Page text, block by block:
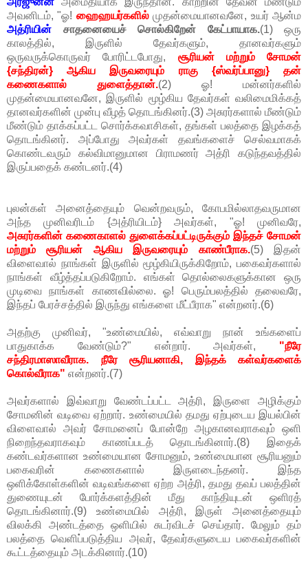
அவனிடம், "ஓ! ஹைஹயர்களில்முதன்மையானவனே, உயர் ஆன்ம
அத்ரியின்
சாதனையைச் சொல்கிறேன் கேட்பாயாக.(1) ஒரு
காலத்தில், இருளில் தேவர்களும், தானவர்களும்
ஒருவருக்கொருவர் போரிட்டபோது, சூரியன் மற்றும் சோமன்
{சந்திரன்} ஆகிய இருவரையும் ராகு {ஸ்வர்ப்பானு} தன்
கணைகளால் துளைத்தான்.(2) ஓ! மன்னர்களில்
முதன்மையானவனே, இருளில் மூழ்கிய தேவர்கள் வலிமைமிக்கத்
தானவர்களின் முன்பு வீழத் தொடங்கினர்.(3) அசுரர்களால் மீண்டும்
மீண்டும் தாக்கப்பட்ட சொர்க்கவாசிகள், தங்கள் பலத்தை இழக்கத்
தொடங்கினர். அப்போது அவர்கள் தவங்களைச் செல்வமாகக்
கொண்டவரும் கல்விமானுமான பிராமணர் அத்ரி கடுந்தவத்தில்
இருப்பதைக் கண்டனர்.(4)
புலன்கள் அனைத்தையும் வென்றவரும், கோபமில்லாதவருமான
அந்த முனிவரிடம் {அத்ரியிடம்} அவர்கள், "ஓ! முனிவரே,
அசுரர்களின் கணைகாளல் துளைக்கப்பட்டிருக்கும் இந்தச் சோமன்
மற்றும் சூரியன் ஆகிய இருவரையும் காண்பீராக.(5) இதன்
விளைவால் நாங்கள் இருளில் மூழ்கியிருக்கிறோம், பகைவர்களால்
நாங்கள் வீழ்த்தப்படுகிறோம். எங்கள் தொல்லைகளுக்கான ஒரு
முடிவை நாங்கள் காணவில்லை. ஓ! பெரும்பலத்தில் தலைவரே,
இந்தப் பேரச்சத்தில் இருந்து எங்களை மீட்பீராக" என்றனர்.(6)
அதற்கு முனிவர், "உண்மையில், எவ்வாறு நான் உங்களைப்
பாதுகாக்க வேண்டும்?" என்றார். அவர்கள், "நீரே
சந்திரமாஸாவீராக. நீரே சூரியனாகி, இந்தக் கள்வர்களைக்
கொல்வீராக" என்றனர்.(7)
அவர்களால் இவ்வாறு வேண்டப்பட்ட அத்ரி, இருளை அழிக்கும்
சோமனின் வடிவை ஏற்றார். உண்மையில் தமது ஏற்புடைய இயல்பின்
விளைவால் அவர் சோமனைப் போன்றே அழகானவராகவும் ஒளி
நிறைந்தவராகவும் காணப்படத் தொடங்கினார்.(8) இதைக்
கண்டவர்களான உண்மையான சோமனும், உண்மையான சூரியனும்
பகைவரின் கணைகளால் இருளடைந்தனர். இந்த
ஒளிக்கோள்களின் வடிவங்களை ஏற்ற அத்ரி, தமது தவப் பலத்தின்
துணையுடன் போர்க்களத்தின் மீது காந்தியுடன் ஒளிரத்
தொடங்கினார்.(9) உண்மையில் அத்ரி, இருள் அனைத்தையும்
விலக்கி அண்டத்தை ஒளியில் சுடர்விடச் செய்தார். மேலும் தம்
பலத்தை வெளிப்படுத்திய அவர், தேவர்களுடைய பகைவர்களின்
கூட்டத்தையும் அடக்கினார்.(10)